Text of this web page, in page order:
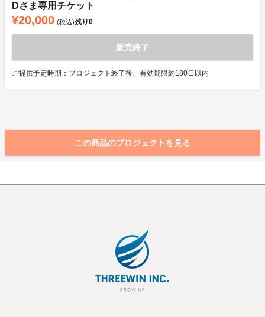
Dさま専用チケット
¥20,000 (税込)残り0
販売終了
ご提供予定時期：プロジェクト終了後、有効期限約180日以内
この商品のプロジェクトを見る